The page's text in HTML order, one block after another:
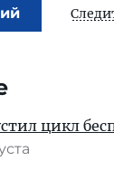
цикл